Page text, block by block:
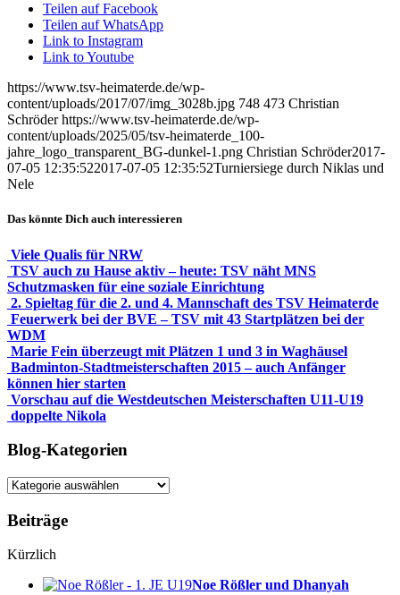
Teilen auf Facebook
Teilen auf WhatsApp
Link to Instagram
Link to Youtube
https://www.tsv-heimaterde.de/wp-
content/uploads/2017/07/img_3028b.jpg 748 473 Christian
Schröder https://www.tsv-heimaterde.de/wp-
content/uploads/2025/05/tsv-heimaterde_100-
jahre_logo_transparent_BG-dunkel-1.png Christian Schröder2017-
07-05 12:35:522017-07-05 12:35:52Turniersiege durch Niklas und
Nele
Das könnte Dich auch interessieren
Viele Qualis für NRW
TSV auch zu Hause aktiv – heute: TSV näht MNS
Schutzmasken für eine soziale Einrichtung
2. Spieltag für die 2. und 4. Mannschaft des TSV Heimaterde
Feuerwerk bei der BVE – TSV mit 43 Startplätzen bei der
WDM
Marie Fein überzeugt mit Plätzen 1 und 3 in Waghäusel
Badminton-Stadtmeisterschaften 2015 – auch Anfänger
können hier starten
Vorschau auf die Westdeutschen Meisterschaften U11-U19
doppelte Nikola
Blog-Kategorien
Blog-
Beiträge
Kürzlich
Noe Rößler und Dhanyah